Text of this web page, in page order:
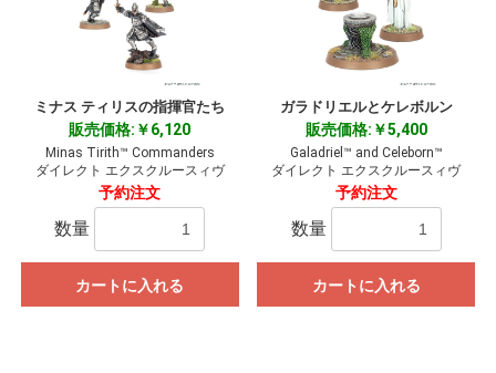
ミナス ティリスの指揮官たち
販売価格:￥6,120
Minas Tirith™ Commanders
ダイレクト エクスクルースィヴ
予約注文
数量
カートに入れる
ガラドリエルとケレボルン
販売価格:￥5,400
Galadriel™ and Celeborn™
ダイレクト エクスクルースィヴ
予約注文
数量
カートに入れる